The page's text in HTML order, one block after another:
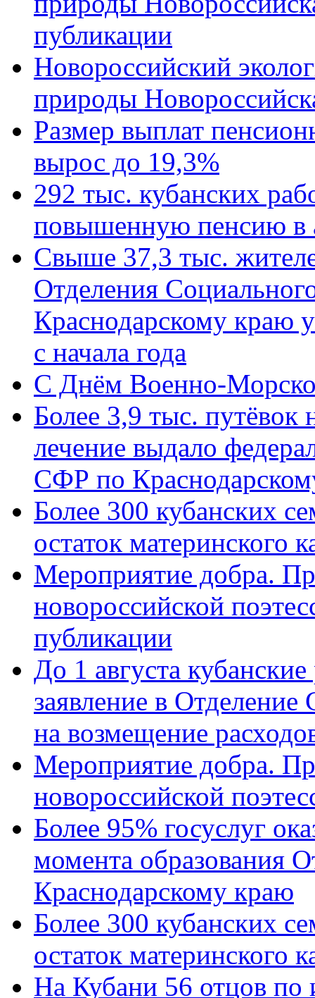
публикации
Новороссийский
природы
Размер выплат
вырос до 19,3%
292 тыс. кубанских
повышенную пенсию в
Свыше 37,3 тыс.
Отделения
Краснодарскому краю
с начала года
C Днём Военно-
Более 3,9 тыс. путёвок
лечение выдало
СФР по
Более 300 кубанских
остаток материнского
Мероприятие добра.
новороссийской
публикации
До 1 августа
заявление в
на возмещение
Мероприятие добра.
новороссийской
Более 95% госуслуг
момента образования
Краснодарскому краю
Более 300 кубанских
остаток материнского
На Кубани 56 отцов по